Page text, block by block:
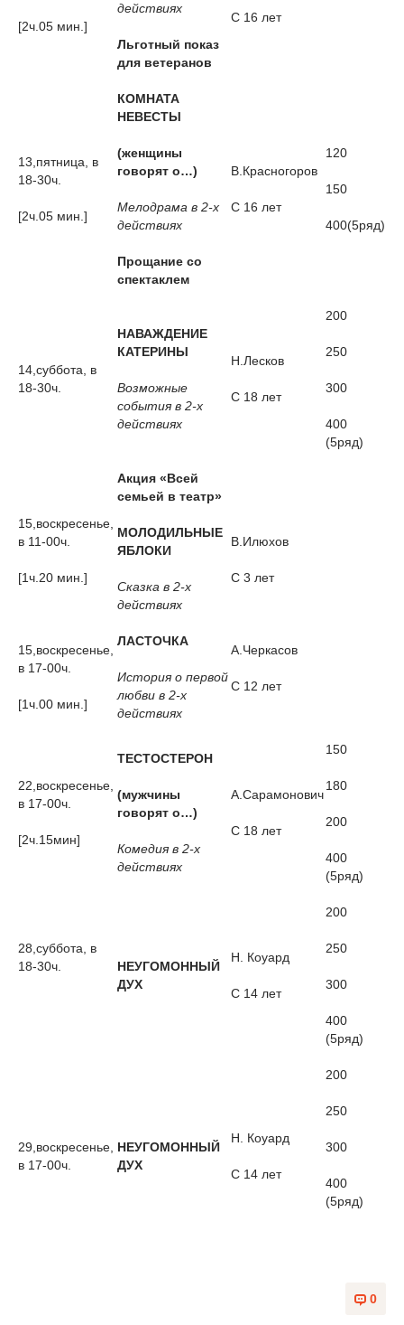
[2ч.05 мин.]
действиях
Льготный показ
для ветеранов
С 16 лет
13,пятница, в
18-30ч.
[2ч.05 мин.]
КОМНАТА
НЕВЕСТЫ
(женщины
говорят о…)
Мелодрама в 2-х
действиях
Прощание со
спектаклем
В.Красногоров
С 16 лет
120
150
400(5ряд)
14,суббота, в
18-30ч.
НАВАЖДЕНИЕ
КАТЕРИНЫ
Возможные
события в 2-х
действиях
Н.Лесков
С 18 лет
200
250
300
400
(5ряд)
15,воскресенье,
в 11-00ч.
[1ч.20 мин.]
15,воскресенье,
в 17-00ч.
[1ч.00 мин.]
Акция «Всей
семьей в театр»
МОЛОДИЛЬНЫЕ
ЯБЛОКИ
Сказка в 2-х
действиях
ЛАСТОЧКА
История о первой
любви в 2-х
действиях
В.Илюхов
С 3 лет
А.Черкасов
С 12 лет
22,воскресенье,
в 17-00ч.
[2ч.15мин]
ТЕСТОСТЕРОН
(мужчины
говорят о…)
Комедия в 2-х
действиях
А.Сарамонович
С 18 лет
150
180
200
400
(5ряд)
28,суббота, в
18-30ч.
НЕУГОМОННЫЙ
ДУХ
Н. Коуард
С 14 лет
200
250
300
400
(5ряд)
29,воскресенье,
в 17-00ч.
НЕУГОМОННЫЙ
ДУХ
Н. Коуард
С 14 лет
200
250
300
400
(5ряд)
0